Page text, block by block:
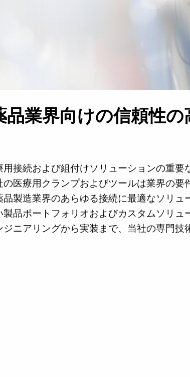
業界向けの信頼性の
接続および組付けソリューションの重要
の医療用クランプおよびツールは業界の要
製造業界のあらゆる接続に最適なソリュ
品ポートフォリオおよびカスタムソリュ
ニアリングから実装まで、当社の専門技